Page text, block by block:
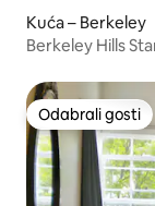
Kuća – Berkeley
Berkeley Hills
Odabrali gosti
Odabrali gosti